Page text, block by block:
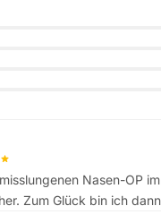
Nasen-OP
Zum Glück bin ich